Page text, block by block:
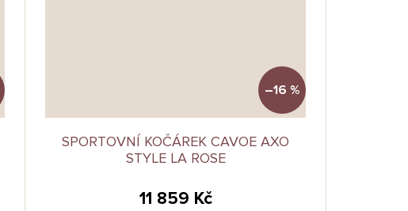
–16 %
SPORTOVNÍ KOČÁREK CAVOE AXO
STYLE LA ROSE
11 859 Kč